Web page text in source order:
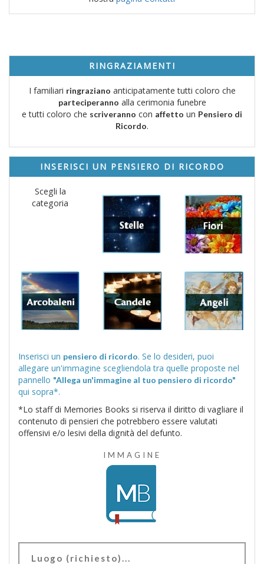
RINGRAZIAMENTI
I familiari ringraziano anticipatamente tutti coloro che
parteciperanno alla cerimonia funebre
e tutti coloro che scriveranno con affetto un Pensiero di
Ricordo.
INSERISCI UN PENSIERO DI RICORDO
Scegli la
categoria
Inserisci un pensiero di ricordo. Se lo desideri, puoi
allegare un'immagine scegliendola tra quelle proposte nel
pannello "Allega un'immagine al tuo pensiero di ricordo"
qui sopra*.
*Lo staff di Memories Books si riserva il diritto di vagliare il
contenuto di pensieri che potrebbero essere valutati
offensivi e/o lesivi della dignità del defunto.
IMMAGINE